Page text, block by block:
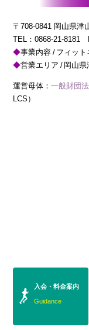
〒708-0841 岡山県津
TEL：0868-21-8181
事業内容
フィット
営業エリア
岡山県
運営母体：一般財団
LCS）
入会・料金案内
Guidance